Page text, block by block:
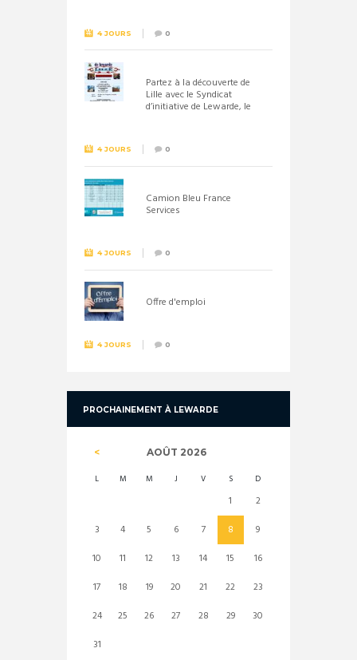
4 JOURS 0
Partez à la découverte de
Lille avec le Syndicat
d’initiative de Lewarde, le
4 JOURS 0
Camion Bleu France
Services
4 JOURS 0
Offre d'emploi
4 JOURS 0
PROCHAINEMENT À LEWARDE
AOÛT 2026
L M M J V S D
1
2
3
4 5 6 7 8
9
10
11 12 13 14 15
16
17
18 19 20 21 22
23
24
25 26 27 28 29
30
31